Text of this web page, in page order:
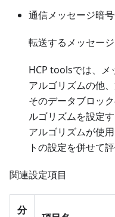
通信メッセージ暗
転送するメッセー
HCP toolsでは、メ
アルゴリズムの他
そのデータブロッ
ルゴリズムを設定
アルゴリズムが使
トの設定を併せて
関連設定項目
分